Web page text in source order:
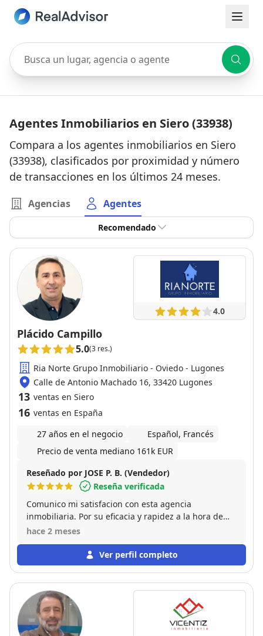
Busca un lugar, agencia o agente
Agentes Inmobiliarios en Siero (33938)
Compara a los agentes inmobiliarios en Siero
(33938), clasificados por proximidad y número
de transacciones en los últimos 24 meses.
Agencias Agentes
Recomendado
4.0
Plácido Campillo
5.0(3 res.)
Ria Norte Grupo Inmobiliario - Oviedo - Lugones
Calle de Antonio Machado 16, 33420 Lugones
13 ventas en Siero
16 ventas en España
27 años en el negocio
Español, Francés
Precio de venta mediano 161k EUR
Reseñado por JOSE P. B. (Vendedor)
Reseña verificada
Comunico mi satisfacion con esta agencia
inmobiliaria. Por su eficacia y rapidez a la hora de
publicar y vender el piso que tenia en propiedad.
tenerme al tanto de todo en cada momento y
hacerme las cosas mas faciles. Por lo tanto
publicación de una venta.
hace 2 meses
Ver perfil completo